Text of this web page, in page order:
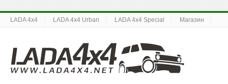
LADA 4x4 LADA 4x4 Urban LADA 4x4 Special Магазин